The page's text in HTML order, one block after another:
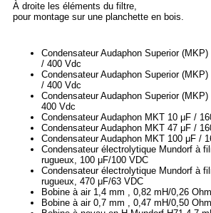
À droite les éléments du filtre,
pour montage sur une planchette en bois.
Condensateur Audaphon Superior (MKP)
/ 400 Vdc
Condensateur Audaphon Superior (MKP)
/ 400 Vdc
Condensateur Audaphon Superior
400 Vdc
Condensateur Audaphon MKT 10 μF /
Condensateur Audaphon MKT 47 μF /
Condensateur Audaphon MKT 100 μF /
Condensateur électrolytique Mundorf à
rugueux, 100 μF/100 VDC
Condensateur électrolytique Mundorf à
rugueux, 470 μF/63 VDC
Bobine à air 1,4 mm , 0,82 mH/0,26 Ohm
Bobine à air 0,7 mm , 0,47 mH/0,50 Ohm